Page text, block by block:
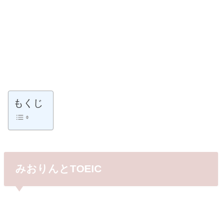
もくじ
みおりんとTOEIC